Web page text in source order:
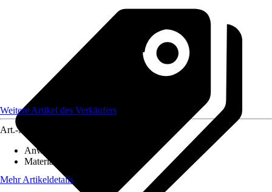
Weitere Artikel des Verkäufers
Art.-Nr.
Anwendungsbereich
Material
Mehr Artikeldetails